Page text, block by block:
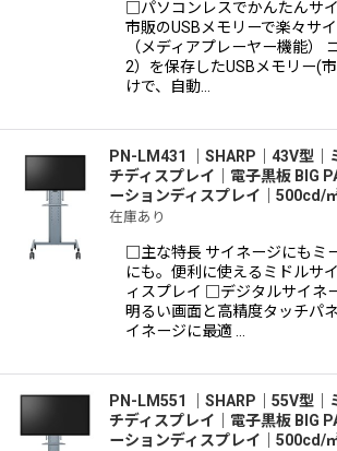
□パソコンレスでかんたんサ
市販のUSBメモリーで楽々サ
（メディアプレーヤー機能）
2）を保存したUSBメモリー(
けで、自動…
PN-LM431 ｜SHARP｜43V型｜
チディスプレイ｜電子黒板 BIG
ーションディスプレイ｜500cd/
在庫あり
□主な特長 サイネージにもミ
にも。便利に使えるミドルサ
ィスプレイ □デジタルサイネ
明るい画面と高精度タッチパ
イネージに最適 …
PN-LM551 ｜SHARP｜55V型｜
チディスプレイ｜電子黒板 BIG
ーションディスプレイ｜500cd/